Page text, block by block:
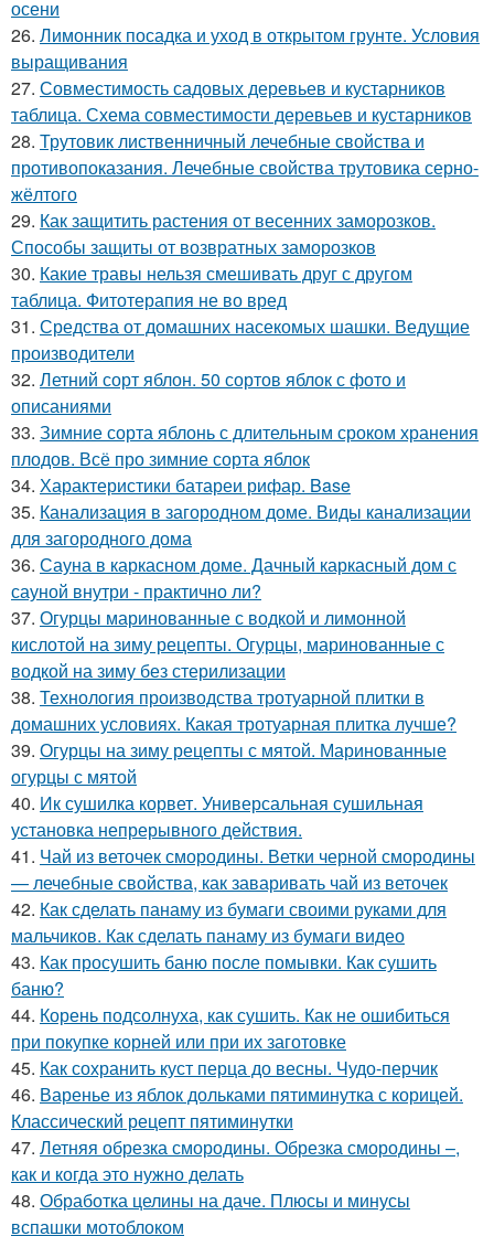
осени
26. Лимонник посадка и уход в открытом грунте. Условия
выращивания
27. Совместимость садовых деревьев и кустарников
таблица. Схема совместимости деревьев и кустарников
28. Трутовик лиственничный лечебные свойства и
противопоказания. Лечебные свойства трутовика серно-
жёлтого
29. Как защитить растения от весенних заморозков.
Способы защиты от возвратных заморозков
30. Какие травы нельзя смешивать друг с другом
таблица. Фитотерапия не во вред
31. Средства от домашних насекомых шашки. Ведущие
производители
32. Летний сорт яблон. 50 сортов яблок с фото и
описаниями
33. Зимние сорта яблонь с длительным сроком хранения
плодов. Всё про зимние сорта яблок
34. Характеристики батареи рифар. Base
35. Канализация в загородном доме. Виды канализации
для загородного дома
36. Сауна в каркасном доме. Дачный каркасный дом с
сауной внутри - практично ли?
37. Огурцы маринованные с водкой и лимонной
кислотой на зиму рецепты. Огурцы, маринованные с
водкой на зиму без стерилизации
38. Технология производства тротуарной плитки в
домашних условиях. Какая тротуарная плитка лучше?
39. Огурцы на зиму рецепты с мятой. Маринованные
огурцы с мятой
40. Ик сушилка корвет. Универсальная сушильная
установка непрерывного действия.
41. Чай из веточек смородины. Ветки черной смородины
— лечебные свойства, как заваривать чай из веточек
42. Как сделать панаму из бумаги своими руками для
мальчиков. Как сделать панаму из бумаги видео
43. Как просушить баню после помывки. Как сушить
баню?
44. Корень подсолнуха, как сушить. Как не ошибиться
при покупке корней или при их заготовке
45. Как сохранить куст перца до весны. Чудо-перчик
46. Варенье из яблок дольками пятиминутка с корицей.
Классический рецепт пятиминутки
47. Летняя обрезка смородины. Обрезка смородины –,
как и когда это нужно делать
48. Обработка целины на даче. Плюсы и минусы
вспашки мотоблоком